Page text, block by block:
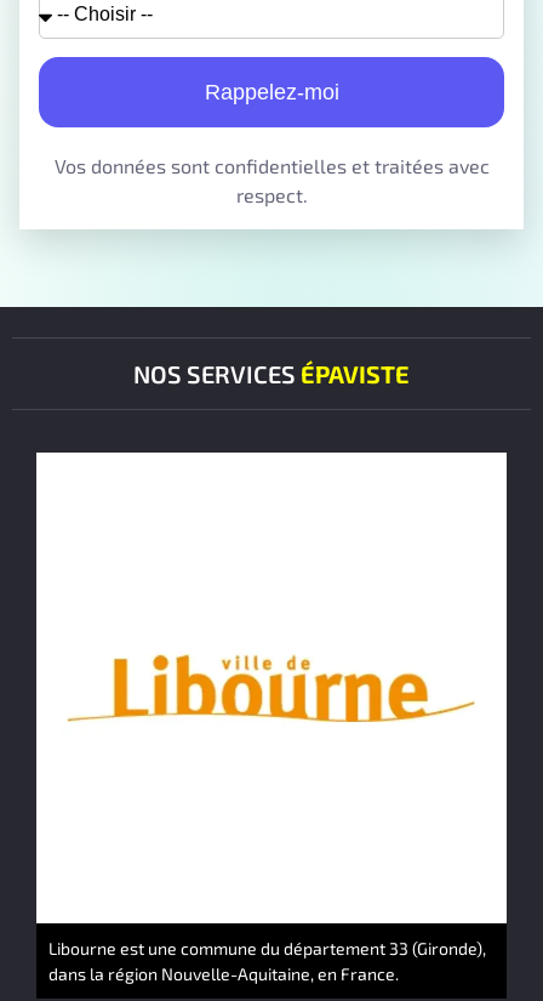
Rappelez-moi
Vos données sont confidentielles et traitées avec
respect.
NOS SERVICES ÉPAVISTE
Libourne est une commune du département 33 (Gironde),
dans la région Nouvelle-Aquitaine, en France.